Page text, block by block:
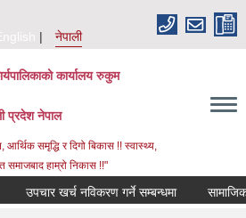
नेपाली
कार्यालय रुकुम
प्रदेश नेपाल
समृद्धि र दिगो बिकास !! स्वास्थ्य,
समाजबाद हाम्रो निकास !!"
उपचार खर्च नविकरण गर्ने सम्बन्धमा